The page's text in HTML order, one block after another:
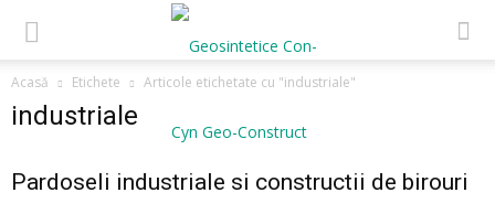
Acasă Etichete Articole etichetate cu "industriale"
industriale
Pardoseli industriale si constructii de birouri